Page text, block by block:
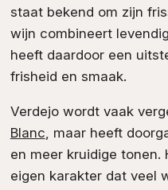
staat bekend om zijn
wijn combineert
heeft daardoor een
frisheid en smaak.
Verdejo wordt vaak
Blanc, maar heeft
en meer kruidige tonen.
eigen karakter dat veel